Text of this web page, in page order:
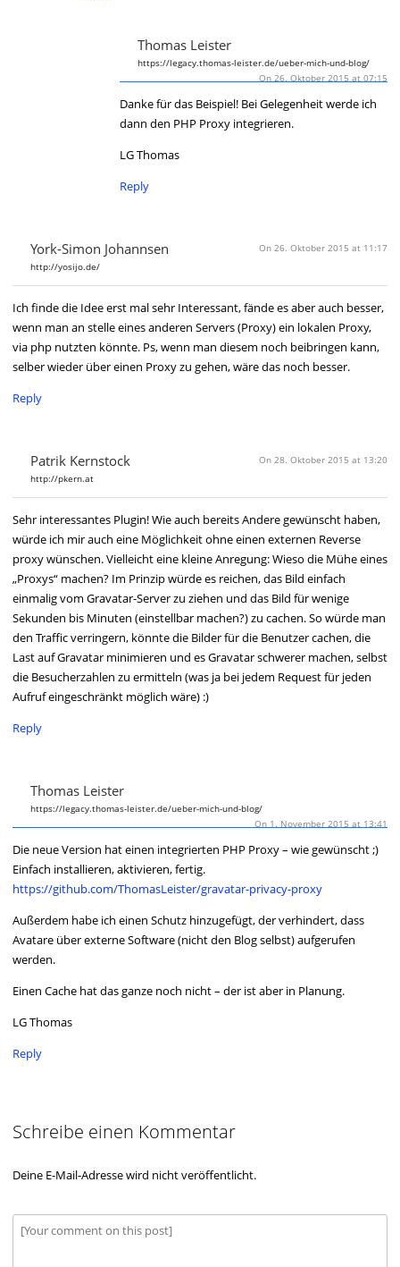
Thomas Leister
https://legacy.thomas-leister.de/ueber-mich-und-blog/
On 26. Oktober 2015 at 07:15
Danke für das Beispiel! Bei Gelegenheit werde ich
dann den PHP Proxy integrieren.
LG Thomas
Reply
York-Simon Johannsen
http://yosijo.de/
On 26. Oktober 2015 at 11:17
Ich finde die Idee erst mal sehr Interessant, fände es aber auch besser,
wenn man an stelle eines anderen Servers (Proxy) ein lokalen Proxy,
via php nutzten könnte. Ps, wenn man diesem noch beibringen kann,
selber wieder über einen Proxy zu gehen, wäre das noch besser.
Reply
Patrik Kernstock
http://pkern.at
On 28. Oktober 2015 at 13:20
Sehr interessantes Plugin! Wie auch bereits Andere gewünscht haben,
würde ich mir auch eine Möglichkeit ohne einen externen Reverse
proxy wünschen. Vielleicht eine kleine Anregung: Wieso die Mühe eines
„Proxys“ machen? Im Prinzip würde es reichen, das Bild einfach
einmalig vom Gravatar-Server zu ziehen und das Bild für wenige
Sekunden bis Minuten (einstellbar machen?) zu cachen. So würde man
den Traffic verringern, könnte die Bilder für die Benutzer cachen, die
Last auf Gravatar minimieren und es Gravatar schwerer machen, selbst
die Besucherzahlen zu ermitteln (was ja bei jedem Request für jeden
Aufruf eingeschränkt möglich wäre) :)
Reply
Thomas Leister
https://legacy.thomas-leister.de/ueber-mich-und-blog/
On 1. November 2015 at 13:41
Die neue Version hat einen integrierten PHP Proxy – wie gewünscht ;)
Einfach installieren, aktivieren, fertig.
https://github.com/ThomasLeister/gravatar-privacy-proxy
Außerdem habe ich einen Schutz hinzugefügt, der verhindert, dass
Avatare über externe Software (nicht den Blog selbst) aufgerufen
werden.
Einen Cache hat das ganze noch nicht – der ist aber in Planung.
LG Thomas
Reply
Schreibe einen Kommentar
Deine E-Mail-Adresse wird nicht veröffentlicht.